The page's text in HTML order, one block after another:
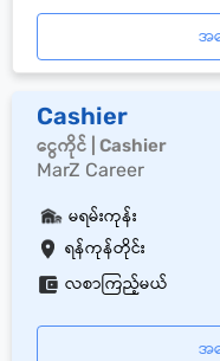
အ
Cashier
ငွေကိုင် | Cashier
MarZ Career
ရန်ကုန်တိုင်း
မရမ်းကုန်း
လစာကြည့်မယ်
အ